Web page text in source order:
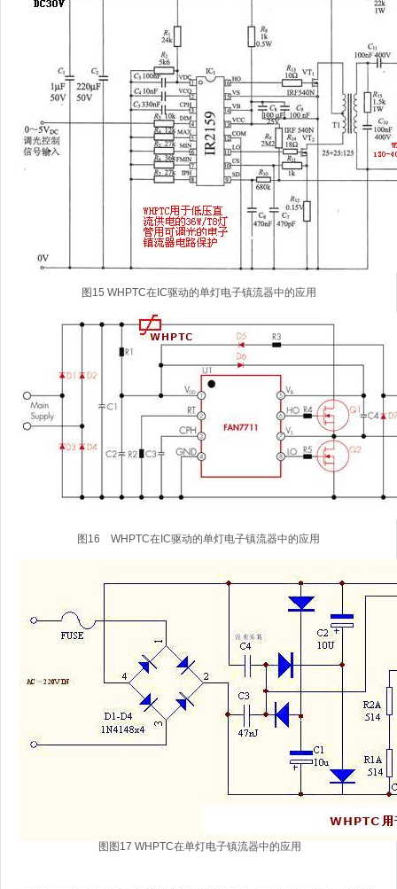
图15 WHPTC在IC驱动的单灯电子镇流器中的应用
图16 WHPTC在IC驱动的单灯电子镇流器中的应用
图图17 WHPTC在单灯电子镇流器中的应用